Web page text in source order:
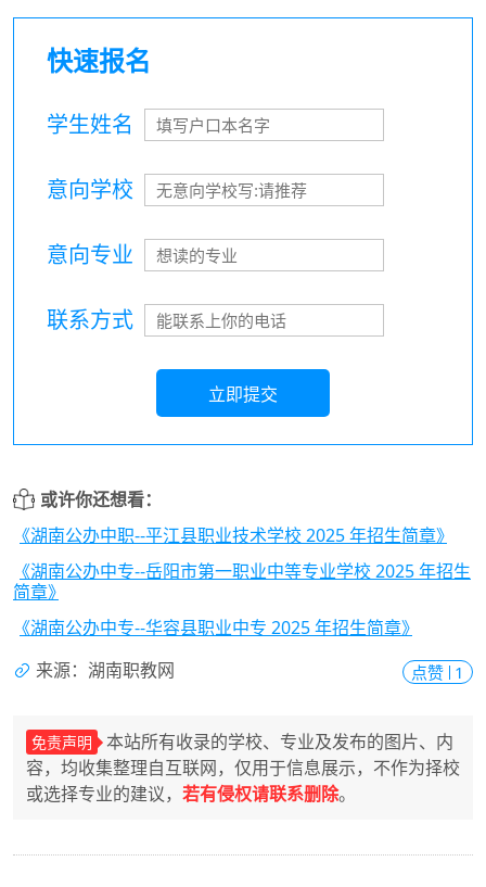
快速报名
学生姓名
意向学校
意向专业
联系方式
立即提交
或许你还想看：
《湖南公办中职--平江县职业技术学校 2025 年招生简章》
《湖南公办中专--岳阳市第一职业中等专业学校 2025 年招生
简章》
《湖南公办中专--华容县职业中专 2025 年招生简章》
来源：湖南职教网
点赞 1
免责声明
本站所有收录的学校、专业及发布的图片、内
容，均收集整理自互联网，仅用于信息展示，不作为择校
或选择专业的建议， 若有侵权请联系删除。